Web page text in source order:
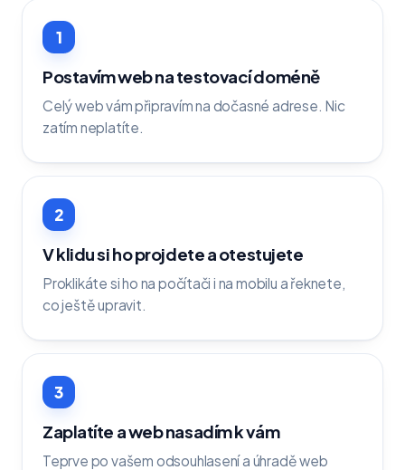
1
Postavím web na testovací doméně
Celý web vám připravím na dočasné adrese. Nic
zatím neplatíte.
2
V klidu si ho projdete a otestujete
Proklikáte si ho na počítači i na mobilu a řeknete,
co ještě upravit.
3
Zaplatíte a web nasadím k vám
Teprve po vašem odsouhlasení a úhradě web